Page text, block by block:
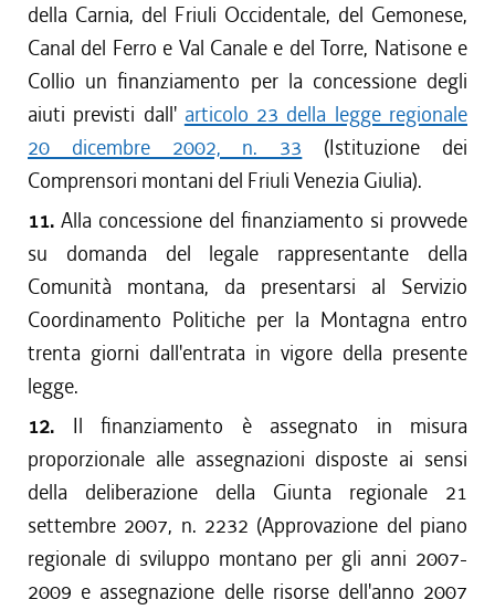
della Carnia, del Friuli Occidentale, del Gemonese,
Canal del Ferro e Val Canale e del Torre, Natisone e
Collio un finanziamento per la concessione degli
aiuti previsti dall' articolo 23 della legge regionale
20 dicembre 2002, n. 33 (Istituzione dei
Comprensori montani del Friuli Venezia Giulia).
11. Alla concessione del finanziamento si provvede
su domanda del legale rappresentante della
Comunità montana, da presentarsi al Servizio
Coordinamento Politiche per la Montagna entro
trenta giorni dall'entrata in vigore della presente
legge.
12. Il finanziamento è assegnato in misura
proporzionale alle assegnazioni disposte ai sensi
della deliberazione della Giunta regionale 21
settembre 2007, n. 2232 (Approvazione del piano
regionale di sviluppo montano per gli anni 2007-
2009 e assegnazione delle risorse dell'anno 2007